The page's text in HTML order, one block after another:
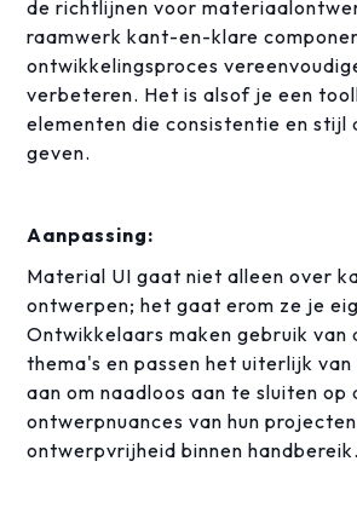
de richtlijnen voor
raamwerk kant-en-klare
ontwikkelingsproces
verbeteren. Het is alsof je een
elementen die consistentie en stijl
geven.
Aanpassing:
Material UI gaat niet alleen over
ontwerpen; het gaat erom ze je
Ontwikkelaars maken gebruik van
thema's en passen het uiterlijk
aan om naadloos aan te sluiten op
ontwerpnuances van hun
ontwerpvrijheid binnen handbereik.